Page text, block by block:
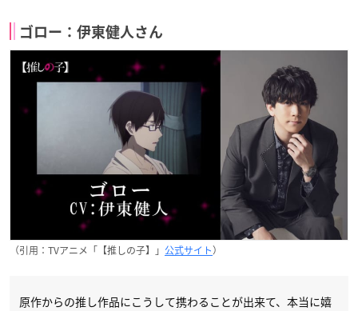
ゴロー：伊東健人さん
（引用：TVアニメ「【推しの子】」 公式サイト）
原作からの推し作品にこうして携わることが出来て、本当に嬉